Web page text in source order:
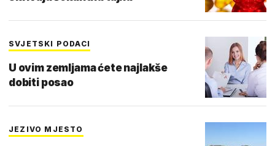
SVJETSKI PODACI
U ovim zemljama ćete najlakše
dobiti posao
JEZIVO MJESTO